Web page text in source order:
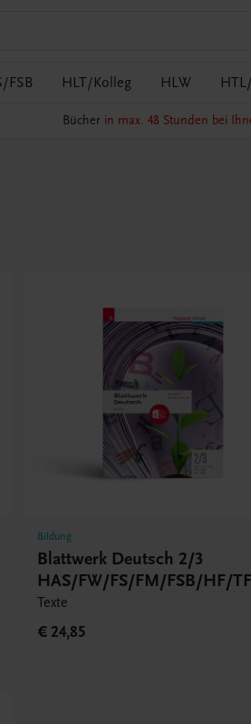
FSB HLT/Kolleg HLW
Bücher in max. 48 Stunden bei
ZWF
Bildung
Blattwerk Deutsch 2/3
HAS/FW/FS/FM/FSB/HF/
Texte
€ 24,85